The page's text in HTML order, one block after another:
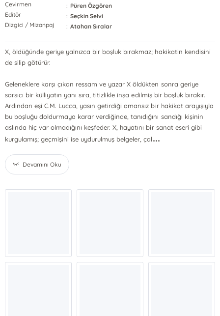
Çevirmen
: Püren Özgören
Editör
: Seçkin Selvi
Dizgici / Mizanpaj
: Atahan Sıralar
X, öldüğünde geriye yalnızca bir boşluk bırakmaz; hakikatin kendisini
de silip götürür.
Geleneklere karşı çıkan ressam ve yazar X öldükten sonra geriye
sarsıcı bir külliyatın yanı sıra, titizlikle inşa edilmiş bir boşluk bırakır.
Ardından eşi C.M. Lucca, yasın getirdiği amansız bir hakikat arayışıyla
bu boşluğu doldurmaya karar verdiğinde, tanıdığını sandığı kişinin
aslında hiç var olmadığını keşfeder. X, hayatını bir sanat eseri gibi
kurgulamış; geçmişini ise uydurulmuş belgeler, çal...
Devamını Oku